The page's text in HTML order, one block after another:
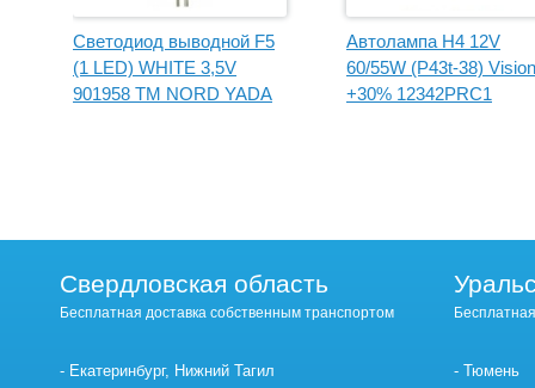
Светодиод выводной F5
(1 LED) WHITE 3,5V
901958 TM NORD YADA
Автолампа H4 12V
60/55W (P43t-38) Vision
+30% 12342PRC1
Свердловская область
Бесплатная доставка собственным транспортом
Екатеринбург, Нижний Тагил
Тюмень